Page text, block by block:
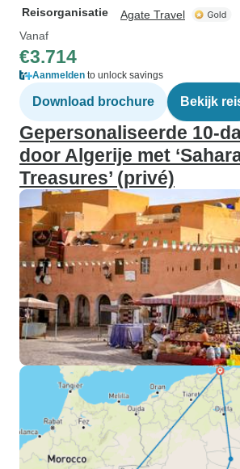
Reisorganisatie
Agate Travel
Vanaf
€3.714
Aanmelden to unlock savings
Download brochure Bekijk
Gepersonaliseerde 10-
door Algerije met
Treasures’ (privé)